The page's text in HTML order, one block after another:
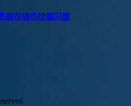
据存储伪挂载问题